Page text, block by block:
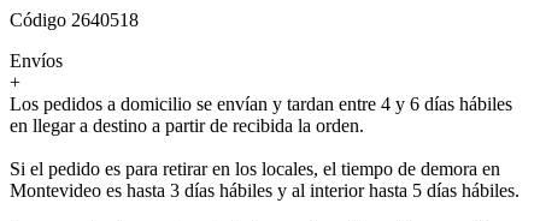
Código 2640518
Envíos
+
Los pedidos a domicilio se envían y tardan entre 4 y 6 días hábiles
en llegar a destino a partir de recibida la orden.
Si el pedido es para retirar en los locales, el tiempo de demora en
Montevideo es hasta 3 días hábiles y al interior hasta 5 días hábiles.